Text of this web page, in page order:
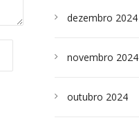
dezembro 2024
novembro 2024
outubro 2024